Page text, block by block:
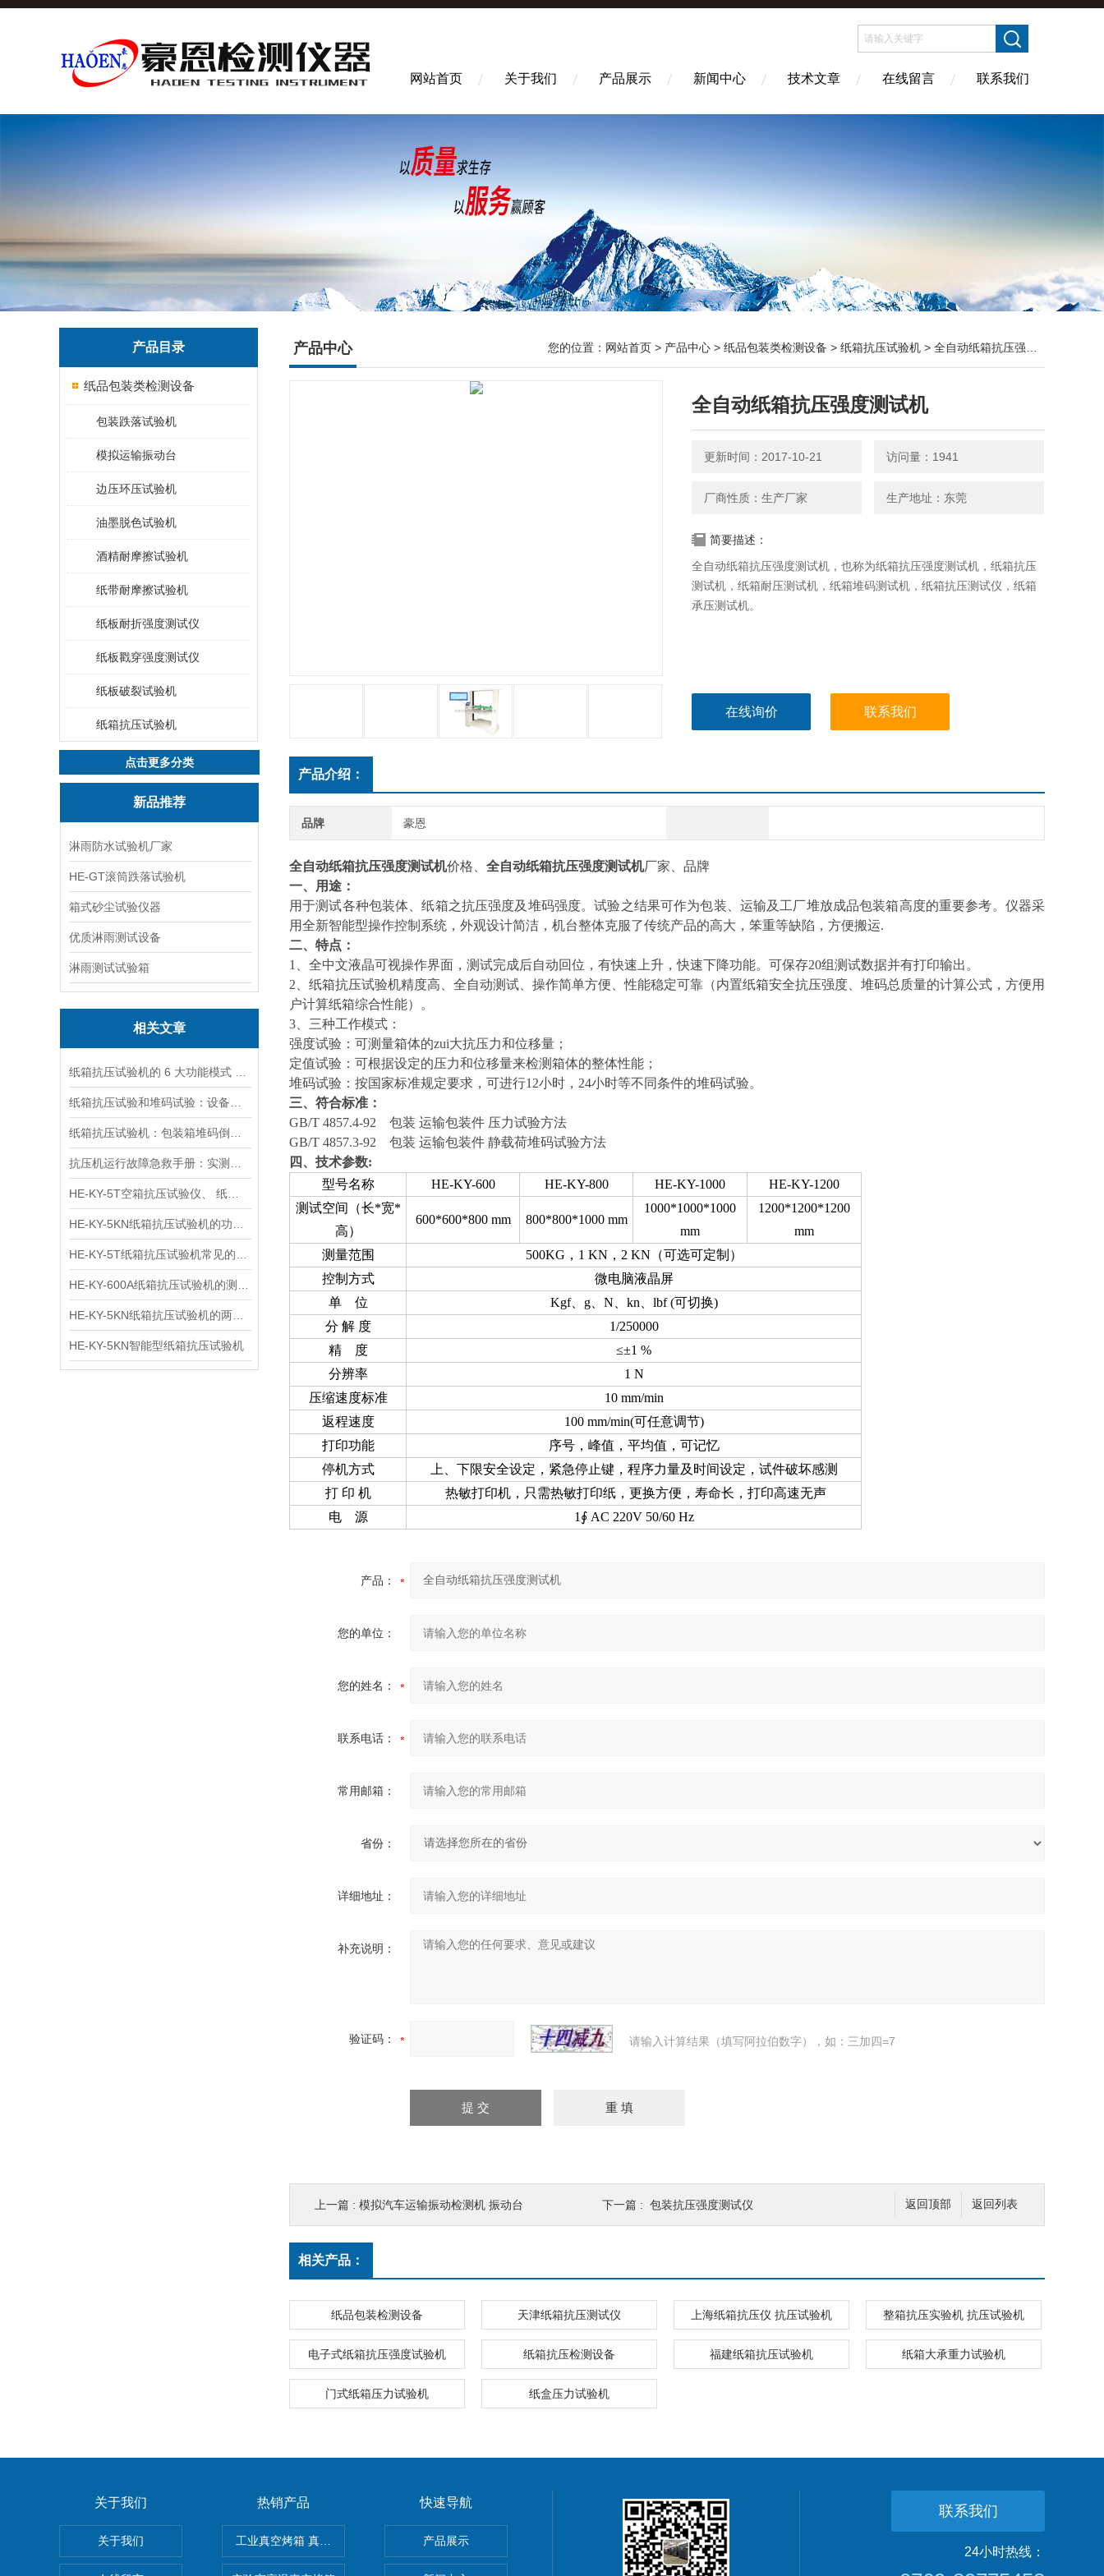
网站首页 关于我们 产品展示 新闻中心 技术文章 在线留言 联系我们
产品目录
纸品包装类检测设备
包装跌落试验机
模拟运输振动台
边压环压试验机
油墨脱色试验机
酒精耐摩擦试验机
纸带耐摩擦试验机
纸板耐折强度测试仪
纸板戳穿强度测试仪
纸板破裂试验机
纸箱抗压试验机
点击更多分类
新品推荐
淋雨防水试验机厂家
HE-GT滚筒跌落试验机
箱式砂尘试验仪器
优质淋雨测试设备
淋雨测试试验箱
相关文章
HE-KY-5KN智能型纸箱抗压试验机
产品中心 您的位置： 网站首页 > 产品中心 > 纸品包装类检测设备 > 纸箱抗压试验机 > 全自动纸箱抗压强度测试机
全自动纸箱抗压强度测试机
更新时间：2017-10-21 访问量：1941
厂商性质：生产厂家 生产地址：东莞
简要描述：
全自动纸箱抗压强度测试机，也称为纸箱抗压强度测试机，纸箱抗压
测试机，纸箱耐压测试机，纸箱堆码测试机，纸箱抗压测试仪，纸箱
承压测试机。
在线询价 联系我们
产品介绍：
品牌 豪恩
全自动纸箱抗压强度测试机价格、 全自动纸箱抗压强度测试机厂家、 品牌
一、用途：
用于测试各种包装体、纸箱之抗压强度及堆码强度。试验之结果可作为包装、运输及工厂堆放成品包装箱高度的重要参考。仪器采
用全新智能型操作控制系统，外观设计简洁，机台整体克服了传统产品的高大，笨重等缺陷，方便搬运.
二、特点：
1、全中文液晶可视操作界面，测试完成后自动回位，有快速上升，快速下降功能。可保存20组测试数据并有打印输出。
2 、纸箱抗压试验机精度高、全自动测试、操作简单方便、性能稳定可靠（内置纸箱安全抗压强度、堆码总质量的计算公式，方便用
户计算纸箱综合性能）。
3 、三种工作模式：
强度试验：可测量箱体的zui大抗压力和位移量；
定值试验：可根据设定的压力和位移量来检测箱体的整体性能；
堆码试验：按国家标准规定要求，可进行12小时，24小时等不同条件的堆码试验。
三、符合标准：
GB/T 4857.4-92 包装 运输包装件 压力试验方法
GB/T 4857.3-92
包装 运输包装件 静载荷堆码试验方法
四、技术参数:
型号名称
HE-KY-600 HE-KY-800 HE-KY-1000
HE-KY-1200
测试空间（长*宽*
高）
600*600*800 mm 800*800*1000 mm
1000*1000*1000
mm
1200*1200*1200
mm
测量范围
500KG，1 KN，2 KN（可选可定制）
控制方式
微电脑液晶屏
单 位
Kgf、g、N、kn、lbf (可切换)
分 解 度
1/250000
精 度
≤±1 %
分辨率
1 N
压缩速度标准
10 mm/min
返程速度
100 mm/min(可任意调节)
打印功能
序号，峰值，平均值，可记忆
停机方式
上、下限安全设定，紧急停止键，程序力量及时间设定，试件破坏感测
打 印 机
热敏打印机，只需热敏打印纸，更换方便，寿命长，打印高速无声
电 源
1∮ AC 220V 50/60 Hz
产品：
您的单位：
您的姓名：
联系电话：
常用邮箱：
省份：
详细地址：
补充说明：
验证码： 请输入计算结果（填写阿拉伯数字），如：三加四=7
返回列表
返回顶部
上一篇 : 模拟汽车运输振动检测机 振动台 下一篇 : 包装抗压强度测试仪
相关产品：
纸品包装检测设备 天津纸箱抗压测试仪 上海纸箱抗压仪 抗压试验机 整箱抗压实验机 抗压试验机
电子式纸箱抗压强度试验机 纸箱抗压检测设备 福建纸箱抗压试验机 纸箱大承重力试验机
门式纸箱压力试验机 纸盒压力试验机
关于我们
关于我们
热销产品
工业真空烤箱 真空烘箱
快速导航
产品展示
联系我们
24小时热线：